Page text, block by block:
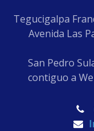
Tegucigalpa
Avenida Las
San Pedro
contiguo a